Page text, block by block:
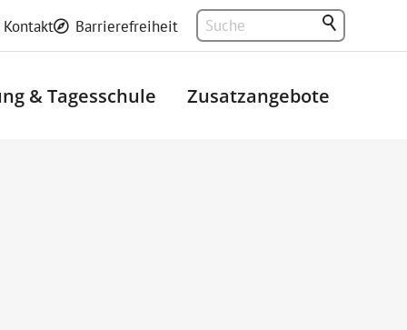
Barrierefreiheit
Kontakt
& Tagesschule Zusatzangebote